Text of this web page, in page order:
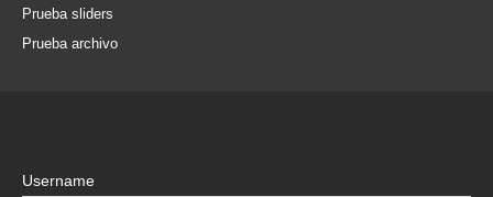
Prueba sliders
Prueba archivo
Username